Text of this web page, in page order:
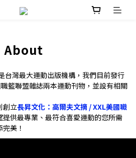
About
台灣最大運動出版機構，我們目前發行
籃聯盟雜誌兩本運動刊物，並設有相關
創立長昇文化：高爾夫文摘 / XXL美國職
提供最專業、最符合喜愛運動的您所需
美！